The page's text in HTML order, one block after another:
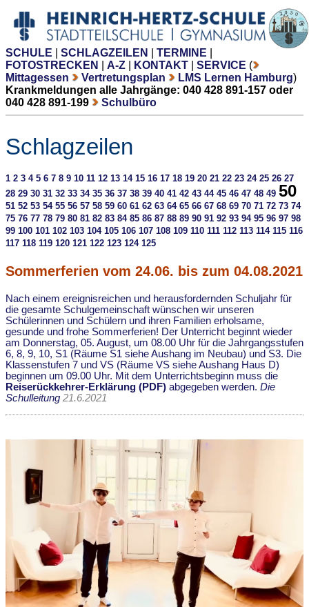
SCHULE SCHLAGZEILEN TERMINE
FOTOSTRECKEN
A-Z KONTAKT SERVICE (
Mittagessen
Vertretungsplan LMS Lernen Hamburg)
Krankmeldungen alle Jahrgänge: 040 428 891-157 oder
040 428 891-199
Schulbüro
Schlagzeilen
1 2 3 4 5 6 7 8 9 10 11 12 13 14 15 16 17 18 19 20 21 22 23 24 25 26 27
28 29 30 31 32 33 34 35 36 37 38 39 40 41 42 43 44 45 46 47 48 49 50
51 52 53 54 55 56 57 58 59 60 61 62 63 64 65 66 67 68 69 70 71 72 73 74
75 76 77 78 79 80 81 82 83 84 85 86 87 88 89 90 91 92 93 94 95 96 97 98
99 100 101 102 103 104 105 106 107 108 109 110 111 112 113 114 115 116
117 118 119 120 121 122 123 124 125
Sommerferien vom 24.06. bis zum 04.08.2021
Nach einem ereignisreichen und herausfordernden Schuljahr für
die gesamte Schulgemeinschaft wünschen wir unseren
Schülerinnen und Schülern und ihren Familien erholsame,
gesunde und frohe Sommerferien! Der Unterricht beginnt wieder
am Donnerstag, 05. August, um 08.00 Uhr für die Jahrgangsstufen
6, 8, 9, 10, S1 (Räume S1 siehe Aushang im Neubau) und S3. Die
Klassenstufen 7 und VS (Räume VS siehe Aushang Haus D)
beginnen um 09.00 Uhr. Mit dem Unterrichtsbeginn muss die
Reiserückkehrer-Erklärung (PDF) abgegeben werden. Die
Schulleitung 21.6.2021